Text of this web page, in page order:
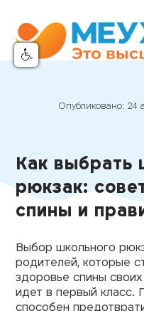
Опубликовано: 24
Как выбрать
рюкзак:
спины и
Выбор школьного
родителей, которые
здоровье спины
идет в первый класс.
способен